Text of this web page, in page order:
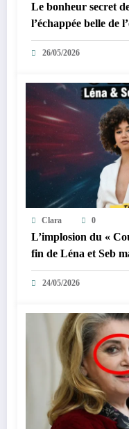
Le bonheur secret
l’échappée belle de
tumultes familiaux.
26/05/2026
Clara 0
L’implosion du «
fin de Léna et Seb
sur YouTube
24/05/2026